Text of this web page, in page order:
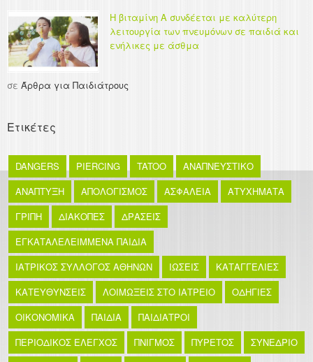
Η βιταμίνη Α συνδέεται με καλύτερη
λειτουργία των πνευμόνων σε παιδιά και
ενήλικες με άσθμα
σε Άρθρα για Παιδιάτρους
Ετικέτες
DANGERS PIERCING TATOO
ΑΝΑΠΝΕΥΣΤΙΚΟ
ΑΝΑΠΤΥΞΗ
ΑΠΟΛΟΓΙΣΜΟΣ ΑΣΦΑΛΕΙΑ
ΑΤΥΧΗΜΑΤΑ
ΓΡΙΠΗ
ΔΙΑΚΟΠΕΣ
ΔΡΑΣΕΙΣ
ΕΓΚΑΤΑΛΕΛΕΙΜΜΕΝΑ ΠΑΙΔΙΑ
ΙΑΤΡΙΚΟΣ ΣΥΛΛΟΓΟΣ ΑΘΗΝΩΝ
ΙΩΣΕΙΣ
ΚΑΤΑΓΓΕΛΙΕΣ
ΚΑΤΕΥΘΥΝΣΕΙΣ
ΛΟΙΜΩΞΕΙΣ ΣΤΟ ΙΑΤΡΕΙΟ
ΟΔΗΓΙΕΣ
ΟΙΚΟΝΟΜΙΚΑ
ΠΑΙΔΙΑ
ΠΑΙΔΙΑΤΡΟΙ
ΠΕΡΙΟΔΙΚΟΣ ΕΛΕΓΧΟΣ
ΠΝΙΓΜΟΣ ΠΥΡΕΤΟΣ
ΣΥΝΕΔΡΙΟ